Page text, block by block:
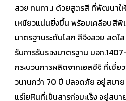
สวย ทนทาน ด้วยสูตรสี ที่พัฒนาให้
เหนียวแน่นยิ่งขึ้น พร้อมเคลือบสีพิ
มาตรฐานระดับโลก สีจึงสวย สดใส
รับการรับรองมาตรฐาน มอก
กระบวนการผลิตจากเอสซีจี ที่เชี่
วนานกว่า 70 ปี ปลอดภัย อยู่สบา
แร่ใยหินที่เป็นสารก่อมะเร็ง อยู่สบ